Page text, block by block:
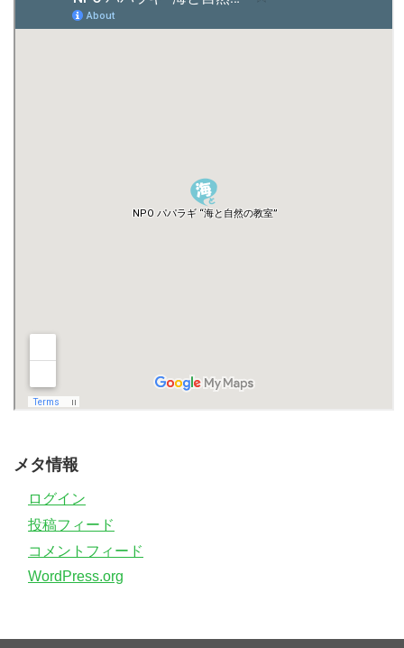
メタ情報
ログイン
投稿フィード
コメントフィード
WordPress.org